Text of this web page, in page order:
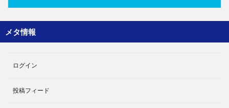
メタ情報
ログイン
投稿フィード